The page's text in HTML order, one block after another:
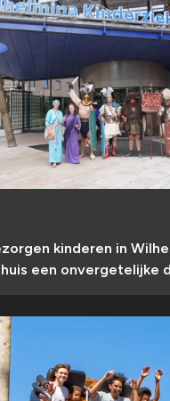
kinderen in
een onvergetelijke